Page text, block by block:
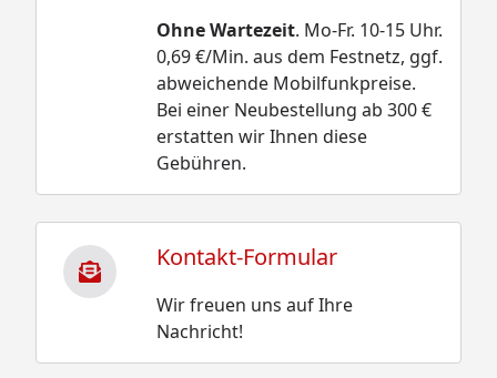
Ohne Wartezeit. Mo-Fr. 10-15 Uhr.
0,69 €/Min. aus dem Festnetz, ggf.
abweichende Mobilfunkpreise.
Bei einer Neubestellung ab 300 €
erstatten wir Ihnen diese
Gebühren.
Kontakt-Formular
Wir freuen uns auf Ihre
Nachricht!